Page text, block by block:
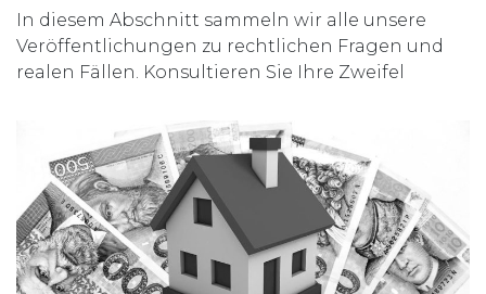
In diesem Abschnitt sammeln wir alle unsere
Veröffentlichungen zu rechtlichen Fragen und
realen Fällen. Konsultieren Sie Ihre Zweifel